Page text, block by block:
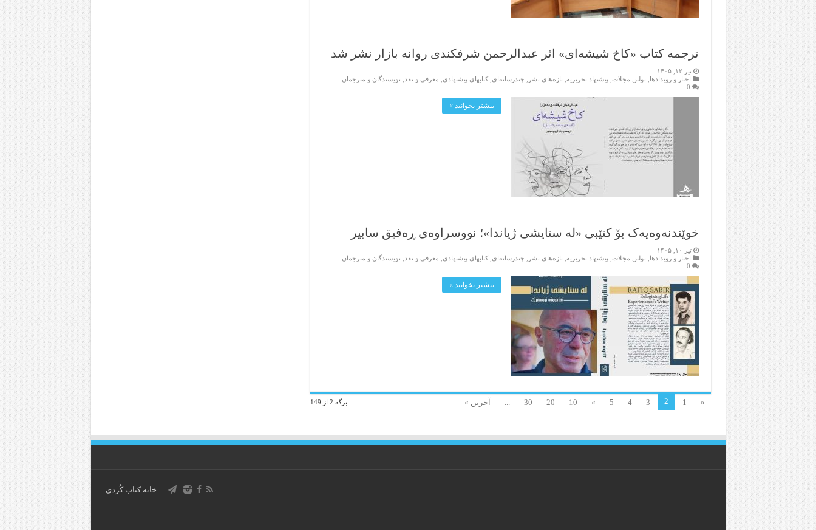
ترجمه‌ کتاب «کاخ شیشه‌ای» اثر عبدالرحمن شرفکندی روانه بازار نشر شد
تیر ۱۲, ۱۴۰۵
اخبار و رویدادها
بولتن مجلات پیشنهاد تحریریه ,تازەهای نشر چندرسانه‌ای ,کتابهای پیشنهادی معرفی و نقد
نویسندگان و مترجمان
0
بیشتر بخوانید »
خوێندنەوەیەک بۆ کتێبی «لە ستایشی ژیاندا»؛ ‎نووسراوەی ڕەفیق سابیر
تیر ۱۰, ۱۴۰۵
اخبار و رویدادها
بولتن مجلات پیشنهاد تحریریه ,تازەهای نشر چندرسانه‌ای ,کتابهای پیشنهادی معرفی و نقد
نویسندگان و مترجمان
0
بیشتر بخوانید »
برگه 2 از 149 «
1
2
3
4
5
»
10
20
30
... آخرین »
خانه کتاب كُردی